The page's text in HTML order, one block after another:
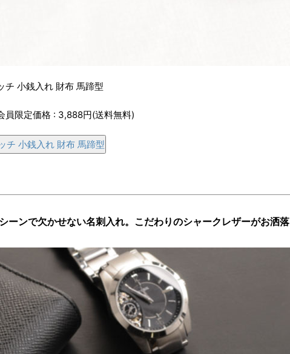
チ 小銭入れ 財布 馬蹄型
員限定価格 : 3,888円(送料無料)
チ 小銭入れ 財布 馬蹄型
ーンで欠かせない名刺入れ。こだわりのシャークレザーがお洒落